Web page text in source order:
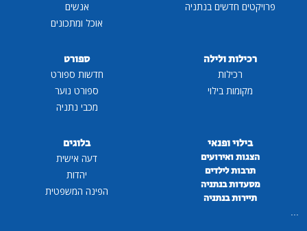
פרויקטים חדשים בנתניה
אנשים
אוכל ומתכונים
רכילות ולילה
רכילות
מקומות בילוי
ספורט
חדשות ספורט
ספורט נוער
מכבי נתניה
בילוי ופנאי
הצגות ואירועים
תרבות לילדים
מסעדות בנתניה
תיירות בנתניה
...
בלוגים
דעה אישית
יהדות
הפינה המשפטית